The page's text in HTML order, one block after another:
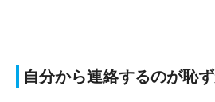
自分から連絡するのが恥